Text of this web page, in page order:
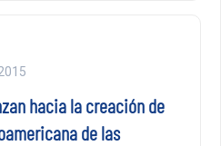
hacia la creación de
de las